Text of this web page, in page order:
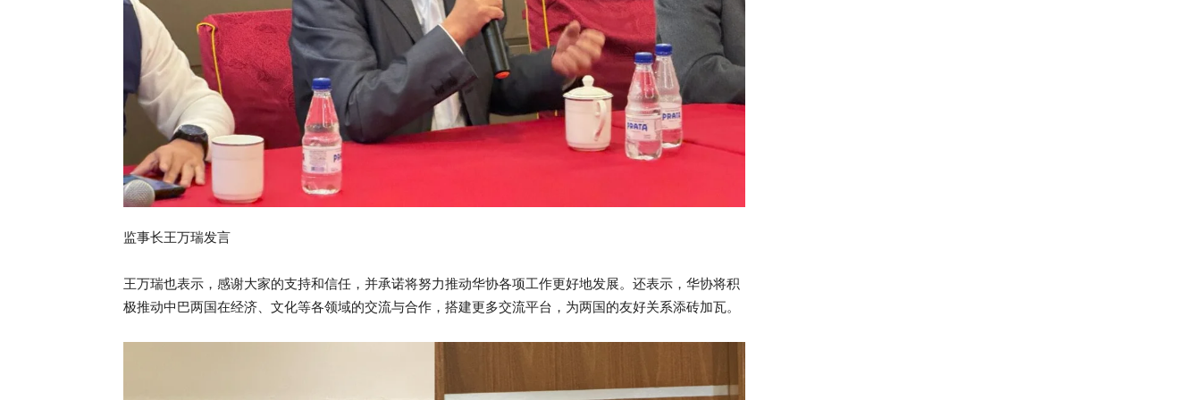
监事长王万瑞发言
王万瑞也表示，感谢大家的支持和信任，并承诺将努力推动华协各项工作更好地发展。还表示，华协将积
极推动中巴两国在经济、文化等各领域的交流与合作，搭建更多交流平台，为两国的友好关系添砖加瓦。